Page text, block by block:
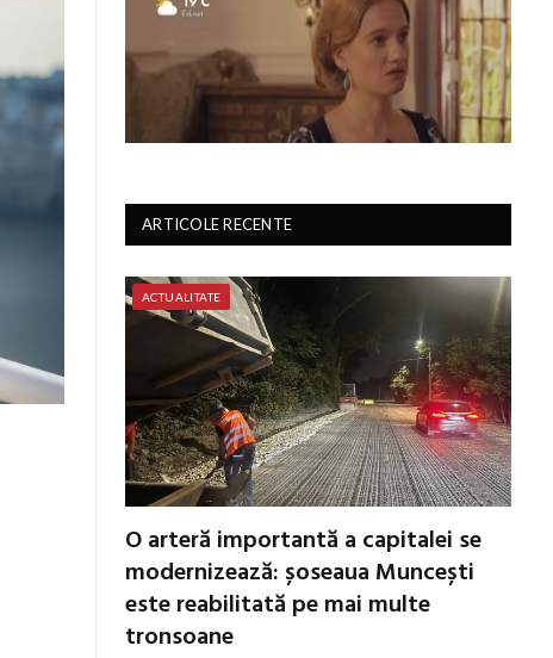
ARTICOLE RECENTE
ACTUALITATE
O arteră importantă a capitalei se
modernizează: șoseaua Muncești
este reabilitată pe mai multe
tronsoane